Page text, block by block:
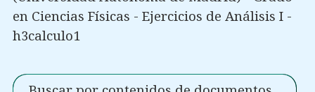
en Ciencias Físicas - Ejercicios de Análisis I -
h3calculo1